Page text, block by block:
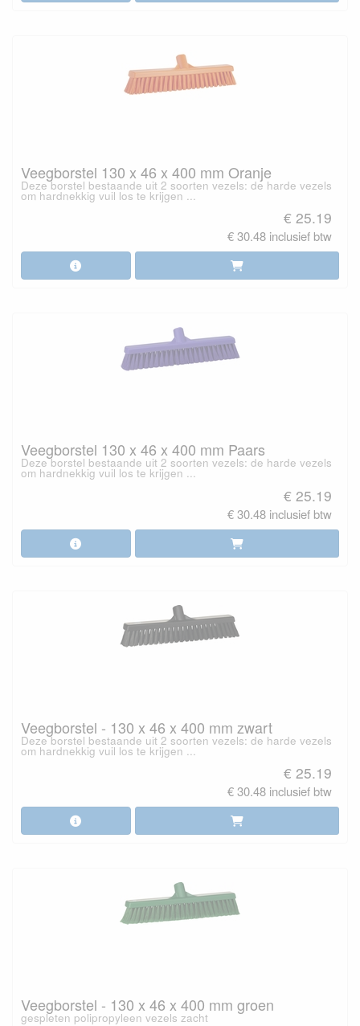
Veegborstel 130 x 46 x 400 mm Oranje
Deze borstel bestaande uit 2 soorten vezels: de harde vezels
om hardnekkig vuil los te krijgen ...
€ 25.19
€ 30.48 inclusief btw
Veegborstel 130 x 46 x 400 mm Paars
Deze borstel bestaande uit 2 soorten vezels: de harde vezels
om hardnekkig vuil los te krijgen ...
€ 25.19
€ 30.48 inclusief btw
Veegborstel - 130 x 46 x 400 mm zwart
Deze borstel bestaande uit 2 soorten vezels: de harde vezels
om hardnekkig vuil los te krijgen ...
€ 25.19
€ 30.48 inclusief btw
Veegborstel - 130 x 46 x 400 mm groen
gespleten polipropyleen vezels zacht